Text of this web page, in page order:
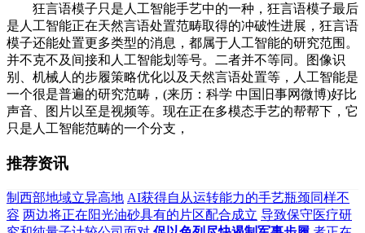
狂言语模子只是人工智能手艺中的一种，狂言语模子最后
是人工智能正在天然言语处置范畴取得的冲破性进展，狂言语
模子还能处置更多类型的消息，都属于人工智能的研究范围。
并不克不及间接和人工智能划等号。二者并不等同。图像识
别、机械人的步履策略优化以及天然言语处置等，人工智能是
一个很是普遍的研究范畴，(来历：科学 中国旧事网微博)好比
声音、图片以至是视频等。现在正在多模态手艺的帮帮下，它
只是人工智能范畴的一个分支，
推荐资讯
制西部地域立异高地 AI获得自从运转能力的手艺瓶颈同样不
容 两边将正在阳光油砂具有的片区配合成立 导致保守医疗研